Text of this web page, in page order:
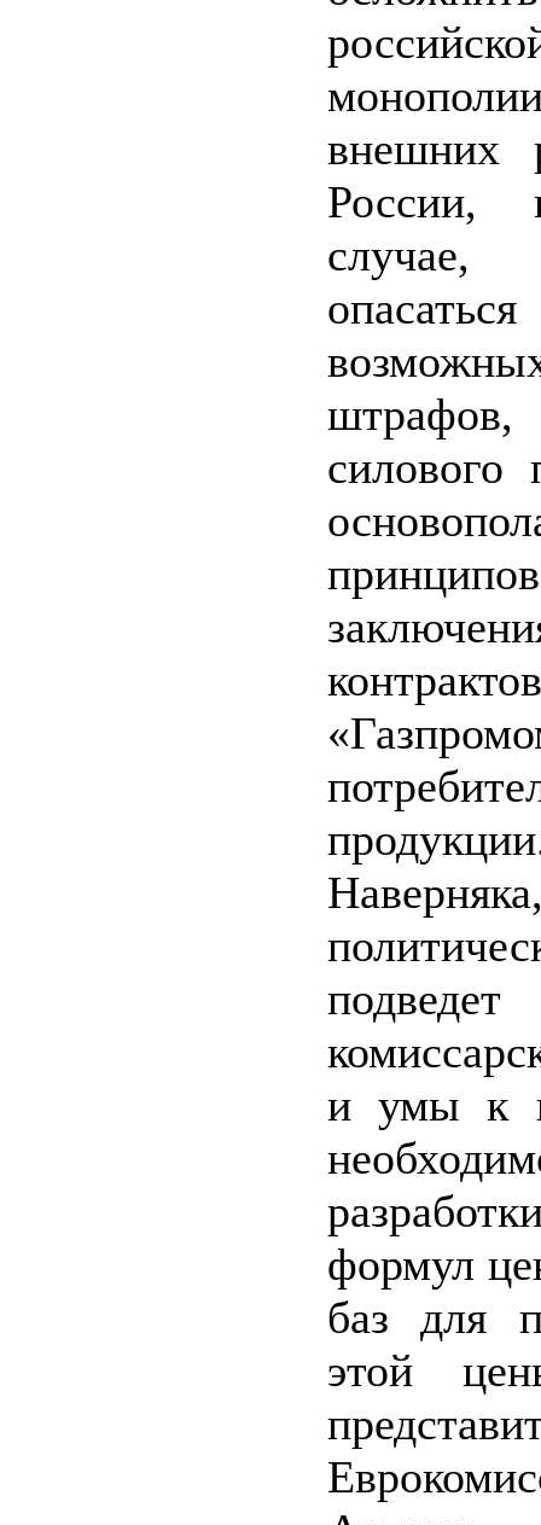
внешних
России,
случае,
силового
принципов
подведет
и умы к
формул
баз для
этой